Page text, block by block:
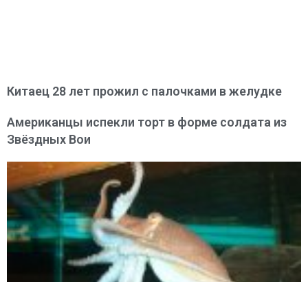
Китаец 28 лет прожил с палочками в желудке
Американцы испекли торт в форме солдата из
Звёздных Вои